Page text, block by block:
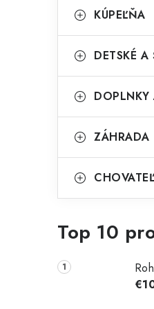
KÚPEĽŇA
DETSKÉ A
DOPLNKY
ZÁHRADA
Top 10